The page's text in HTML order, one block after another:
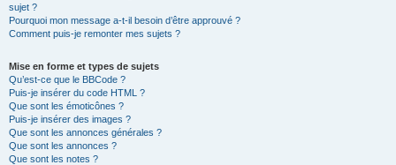
sujet ?
Pourquoi mon message a-t-il besoin d’être approuvé ?
Comment puis-je remonter mes sujets ?
Mise en forme et types de sujets
Qu’est-ce que le BBCode ?
Puis-je insérer du code HTML ?
Que sont les émoticônes ?
Puis-je insérer des images ?
Que sont les annonces générales ?
Que sont les annonces ?
Que sont les notes ?